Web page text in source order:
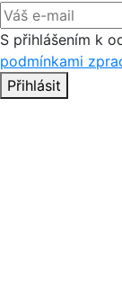
S přihlášením k
podmínkami
Přihlásit